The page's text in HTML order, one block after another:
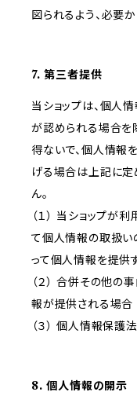
図られるよう、必要
7. 第三者提供
当ショップは、個人
が認められる場合を
得ないで、個人情報
げる場合は上記に
ん。
（１） 当ショップが
て個人情報の取扱い
って個人情報を提供
（２） 合併その他の
報が提供される場合
（３） 個人情報保
8. 個人情報の開示